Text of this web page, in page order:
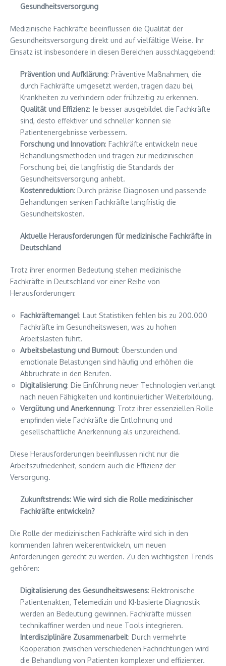
Gesundheitsversorgung
Medizinische Fachkräfte beeinflussen die Qualität der
Gesundheitsversorgung direkt und auf vielfältige Weise. Ihr
Einsatz ist insbesondere in diesen Bereichen ausschlaggebend:
Prävention und Aufklärung: Präventive Maßnahmen, die
durch Fachkräfte umgesetzt werden, tragen dazu bei,
Krankheiten zu verhindern oder frühzeitig zu erkennen.
Qualität und Effizienz: Je besser ausgebildet die Fachkräfte
sind, desto effektiver und schneller können sie
Patientenergebnisse verbessern.
Forschung und Innovation: Fachkräfte entwickeln neue
Behandlungsmethoden und tragen zur medizinischen
Forschung bei, die langfristig die Standards der
Gesundheitsversorgung anhebt.
Kostenreduktion: Durch präzise Diagnosen und passende
Behandlungen senken Fachkräfte langfristig die
Gesundheitskosten.
Aktuelle Herausforderungen für medizinische Fachkräfte in
Deutschland
Trotz ihrer enormen Bedeutung stehen medizinische
Fachkräfte in Deutschland vor einer Reihe von
Herausforderungen:
Fachkräftemangel: Laut Statistiken fehlen bis zu 200.000
Fachkräfte im Gesundheitswesen, was zu hohen
Arbeitslasten führt.
Arbeitsbelastung und Burnout: Überstunden und
emotionale Belastungen sind häufig und erhöhen die
Abbruchrate in den Berufen.
Digitalisierung: Die Einführung neuer Technologien verlangt
nach neuen Fähigkeiten und kontinuierlicher Weiterbildung.
Vergütung und Anerkennung: Trotz ihrer essenziellen Rolle
empfinden viele Fachkräfte die Entlohnung und
gesellschaftliche Anerkennung als unzureichend.
Diese Herausforderungen beeinflussen nicht nur die
Arbeitszufriedenheit, sondern auch die Effizienz der
Versorgung.
Zukunftstrends: Wie wird sich die Rolle medizinischer
Fachkräfte entwickeln?
Die Rolle der medizinischen Fachkräfte wird sich in den
kommenden Jahren weiterentwickeln, um neuen
Anforderungen gerecht zu werden. Zu den wichtigsten Trends
gehören:
Digitalisierung des Gesundheitswesens: Elektronische
Patientenakten, Telemedizin und KI-basierte Diagnostik
werden an Bedeutung gewinnen. Fachkräfte müssen
technikaffiner werden und neue Tools integrieren.
Interdisziplinäre Zusammenarbeit: Durch vermehrte
Kooperation zwischen verschiedenen Fachrichtungen wird
die Behandlung von Patienten komplexer und effizienter.